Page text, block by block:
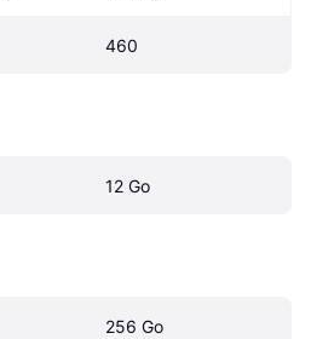
460
12 Go
256 Go